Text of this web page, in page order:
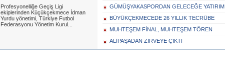
Profesyonelliğe Geçiş Ligi
ekiplerinden Küçükçekmece İdman
Yurdu yönetimi, Türkiye Futbol
Federasyonu Yönetim Kurul...
GÜMÜŞYAKASPORDAN GELECEĞE YATIRIM
BÜYÜKÇEKMECEDE 26 YILLIK TECRÜBE
MUHTEŞEM FİNAL, MUHTEŞEM TÖREN
ALİPAŞADAN ZİRVEYE ÇIKTI